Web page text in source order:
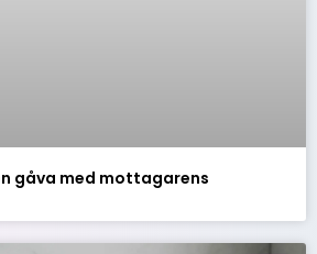
gåva med mottagarens